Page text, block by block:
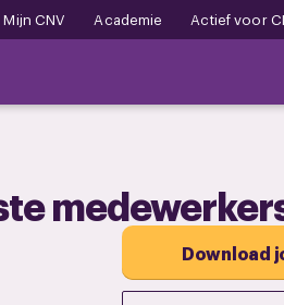
Mijn CNV Academie Actief voor
Download